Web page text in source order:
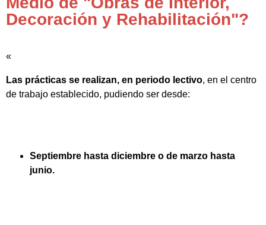
Decoración y Rehabilitación"?
«
Las prácticas se realizan, en periodo lectivo, en el centro
de trabajo establecido, pudiendo ser desde:
Septiembre hasta diciembre o de marzo hasta
junio.